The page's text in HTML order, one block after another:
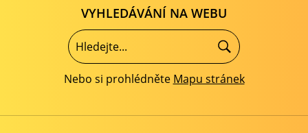
VYHLEDÁVÁNÍ NA WEBU
Nebo si prohlédněte Mapu stránek